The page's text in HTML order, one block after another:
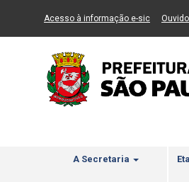
Ir ao Conteúdo Ir para menu
Acesso à informação e-sic(Link
A Secretaria